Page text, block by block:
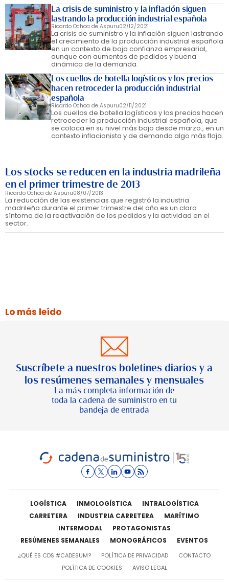
La crisis de suministro y la inflación siguen
lastrando la producción industrial española
Ricardo Ochoa de Aspuru02/12/2021
La crisis de suministro y la inflación siguen lastrando
el crecimiento de la producción industrial española
en un contexto de baja confianza empresarial,
aunque con aumentos de pedidos y buena
dinámica de la demanda.
Los cuellos de botella logísticos y los precios
hacen retroceder la producción industrial
española
Ricardo Ochoa de Aspuru02/11/2021
Los cuellos de botella logísticos y los precios hacen
retroceder la producción industrial española, que
se coloca en su nivel más bajo desde marzo., en un
contexto inflacionista y de demanda algo más floja.
Los stocks se reducen en la industria madrileña
en el primer trimestre de 2013
Ricardo Ochoa de Aspuru08/07/2013
La reducción de las existencias que registró la industria
madrileña durante el primer trimestre del año es un claro
síntoma de la reactivación de los pedidos y la actividad en el
sector.
Lo más leído
Suscríbete a nuestros boletines diarios y a
los resúmenes semanales y mensuales
La más completa información de
toda la cadena de suministro en tu
bandeja de entrada
LOGÍSTICA INMOLOGÍSTICA
INTRALOGÍSTICA
CARRETERA
INDUSTRIA CARRETERA
MARÍTIMO
INTERMODAL
PROTAGONISTAS
RESÚMENES SEMANALES
MONOGRÁFICOS EVENTOS
¿QUÉ ES CDS #CADESUM? POLÍTICA DE PRIVACIDAD
CONTACTO
POLÍTICA DE COOKIES
AVISO LEGAL